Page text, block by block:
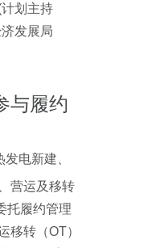
划主持
发展局
与履约
电新建、
营运及移转
托履约管理
移转（OT）